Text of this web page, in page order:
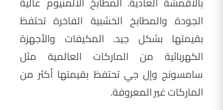
الجودة والمطابخ الخشبية الفاخرة تحتفظ
بقيمتها بشكل جيد. المكيفات والأجهزة
الكهربائية من الماركات العالمية مثل
سامسونج وإل جي تحتفظ بقيمتها أكثر من
الماركات غير المعروفة.